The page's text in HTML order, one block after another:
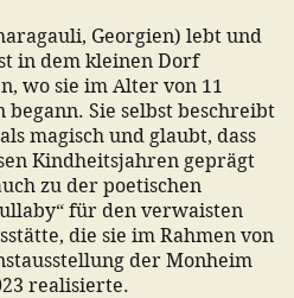
Georgien) lebt und
in dem kleinen Dorf
wo sie im Alter von 11
begann. Sie selbst beschreibt
magisch und glaubt, dass
Kindheitsjahren geprägt
zu der poetischen
für den verwaisten
die sie im Rahmen von
der Monheim
realisierte.